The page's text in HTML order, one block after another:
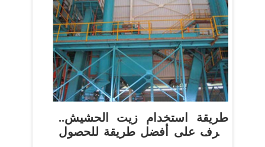
طريقة استخدام زيت الحشيش..
تعرف على أفضل طريقة للحصول